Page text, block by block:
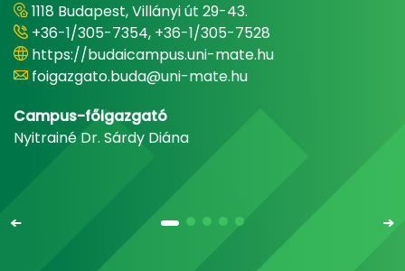
1118 Budapest, Villányi út 29-43.
+36-1/305-7354, +36-1/305-7528
https://budaicampus.uni-mate.hu
foigazgato.buda@uni-mate.hu
Campus-főigazgató
Nyitrainé Dr. Sárdy Diána